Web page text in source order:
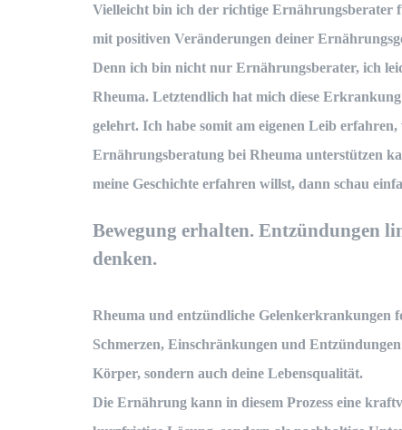
Vielleicht bin ich der richtige Ernährungsberater
mit positiven Veränderungen deiner
Denn ich bin nicht nur Ernährungsberater, ich
Rheuma. Letztendlich hat mich diese
gelehrt. Ich habe somit am eigenen Leib erfahren,
Ernährungsberatung bei Rheuma unterstützen
meine Geschichte erfahren willst, dann schau
Bewegung erhalten. Entzündungen
denken.
Rheuma und entzündliche Gelenkerkrankungen
Schmerzen, Einschränkungen und
Körper, sondern auch deine Lebensqualität.
Die Ernährung kann in diesem Prozess eine